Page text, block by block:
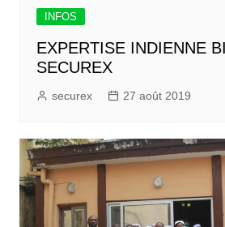
INFOS
EXPERTISE INDIENNE
SECUREX
securex 27 août 2019